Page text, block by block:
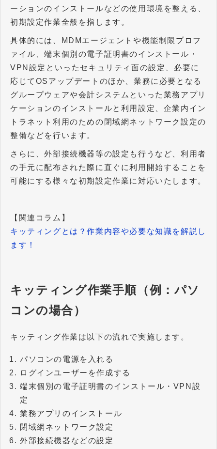
ーションのインストールなどの使用環境を整える、
初期設定作業全般を指します。
具体的には、MDMエージェントや機能制限プロフ
ァイル、端末個別の電子証明書のインストール・
VPN設定といったセキュリティ面の設定、必要に
応じてOSアップデートのほか、業務に必要となる
グループウェアや会計システムといった業務アプリ
ケーションのインストールと利用設定、企業内イン
トラネット利用のための閉域網ネットワーク設定の
整備などを行います。
さらに、外部接続機器等の設定も行うなど、利用者
の手元に配布された際に直ぐに利用開始することを
可能にする様々な初期設定作業に対応いたします。
【関連コラム】
キッティングとは？作業内容や必要な知識を解説し
ます！
キッティング作業手順（例：パソ
コンの場合）
キッティング作業は以下の流れで実施します。
パソコンの電源を入れる
ログインユーザーを作成する
端末個別の電子証明書のインストール・VPN設
定
業務アプリのインストール
閉域網ネットワーク設定
外部接続機器などの設定